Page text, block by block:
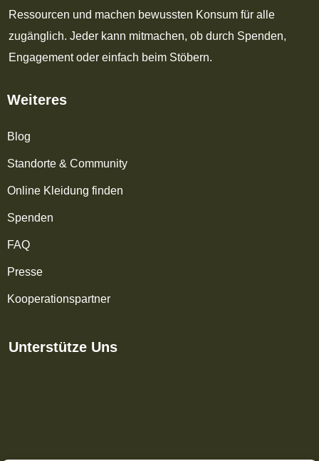
Ressourcen und machen bewussten Konsum für alle
zugänglich. Jeder kann mitmachen, ob durch Spenden,
Engagement oder einfach beim Stöbern.
Weiteres
Blog
Standorte & Community
Online Kleidung finden
Spenden
FAQ
Presse
Kooperationspartner
Unterstütze Uns